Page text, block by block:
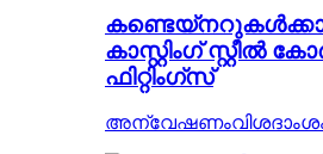
കാസ്റ്റിംഗ് സ്റ്റീൽ
ഫിറ്റിംഗ്സ്
അന്വേഷണം